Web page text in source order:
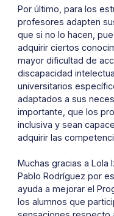
Por último, para los
profesores adapten
que si no lo hacen,
adquirir ciertos
mayor dificultad de
discapacidad
universitarios
adaptados a sus
importante, que los
inclusiva y sean
adquirir las
Muchas gracias a Lola
Pablo Rodríguez por
ayuda a mejorar el
los alumnos que